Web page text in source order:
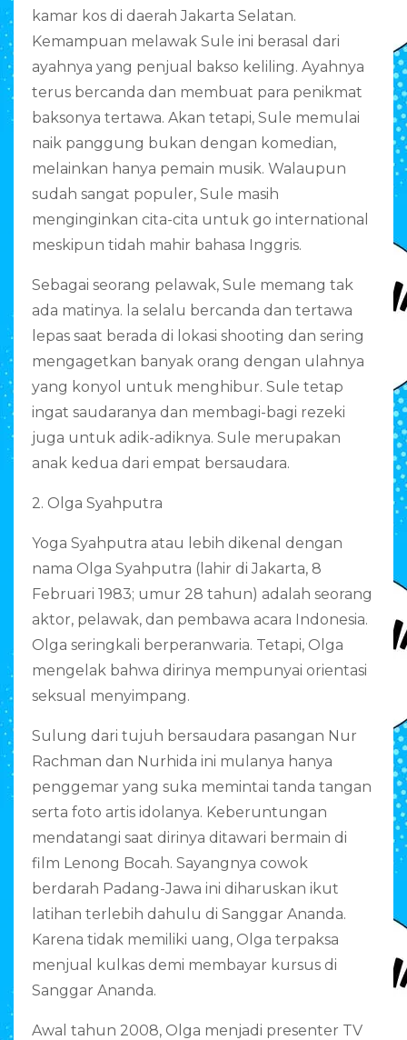
kamar kos di daerah Jakarta Selatan.
Kemampuan melawak Sule ini berasal dari
ayahnya yang penjual bakso keliling. Ayahnya
terus bercanda dan membuat para penikmat
baksonya tertawa. Akan tetapi, Sule memulai
naik panggung bukan dengan komedian,
melainkan hanya pemain musik. Walaupun
sudah sangat populer, Sule masih
menginginkan cita-cita untuk go international
meskipun tidah mahir bahasa Inggris.
Sebagai seorang pelawak, Sule memang tak
ada matinya. la selalu bercanda dan tertawa
lepas saat berada di lokasi shooting dan sering
mengagetkan banyak orang dengan ulahnya
yang konyol untuk menghibur. Sule tetap
ingat saudaranya dan membagi-bagi rezeki
juga untuk adik-adiknya. Sule merupakan
anak kedua dari empat bersaudara.
2. Olga Syahputra
Yoga Syahputra atau lebih dikenal dengan
nama Olga Syahputra (lahir di Jakarta, 8
Februari 1983; umur 28 tahun) adalah seorang
aktor, pelawak, dan pembawa acara Indonesia.
Olga seringkali berperanwaria. Tetapi, Olga
mengelak bahwa dirinya mempunyai orientasi
seksual menyimpang.
Sulung dari tujuh bersaudara pasangan Nur
Rachman dan Nurhida ini mulanya hanya
penggemar yang suka memintai tanda tangan
serta foto artis idolanya. Keberuntungan
mendatangi saat dirinya ditawari bermain di
film Lenong Bocah. Sayangnya cowok
berdarah Padang-Jawa ini diharuskan ikut
latihan terlebih dahulu di Sanggar Ananda.
Karena tidak memiliki uang, Olga terpaksa
menjual kulkas demi membayar kursus di
Sanggar Ananda.
Awal tahun 2008, Olga menjadi presenter TV